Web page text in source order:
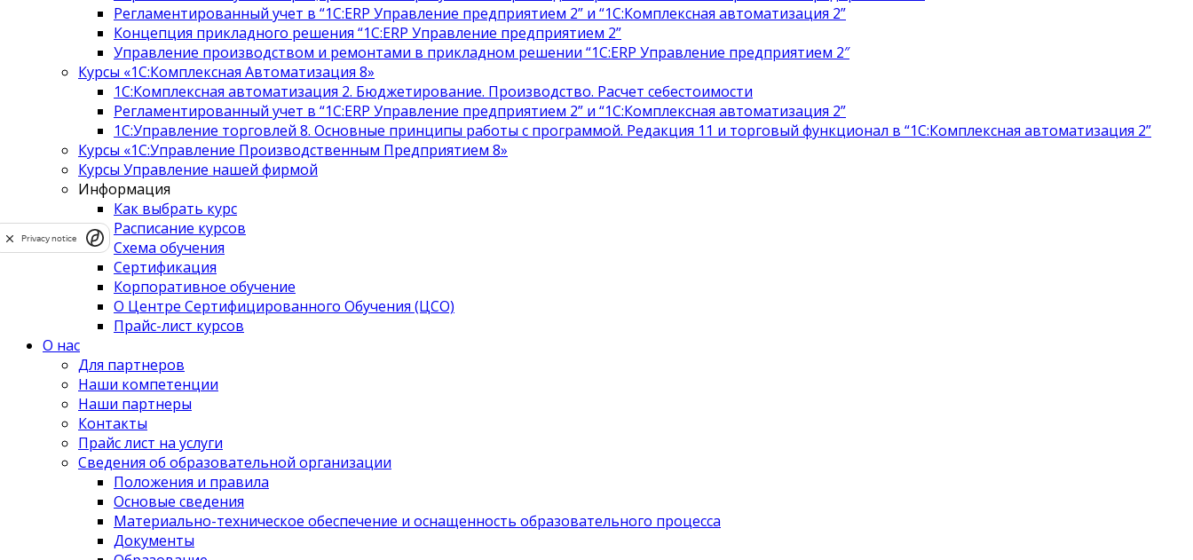
Регламентированный учет в “1С:ERP Управление предприятием 2” и “1С:Комплексная автоматизация 2”
Концепция прикладного решения “1С:ERP Управление предприятием 2”
Управление производством и ремонтами в прикладном решении “1С:ERP Управление предприятием 2″
Курсы «1С:Комплексная Автоматизация 8»
1С:Комплексная автоматизация 2. Бюджетирование. Производство. Расчет себестоимости
Регламентированный учет в “1С:ERP Управление предприятием 2” и “1С:Комплексная автоматизация 2”
1С:Управление торговлей 8. Основные принципы работы с программой. Редакция 11 и торговый функционал в “1С:Комплексная автоматизация 2”
Курсы «1С:Управление Производственным Предприятием 8»
Курсы Управление нашей фирмой
Информация
Как выбрать курс
Расписание курсов
Схема обучения
Сертификация
Корпоративное обучение
О Центре Сертифицированного Обучения (ЦСО)
Прайс-лист курсов
О нас
Для партнеров
Наши компетенции
Наши партнеры
Контакты
Прайс лист на услуги
Сведения об образовательной организации
Положения и правила
Основые сведения
Материально-техническое обеспечение и оснащенность образовательного процесса
Документы
Privacy notice